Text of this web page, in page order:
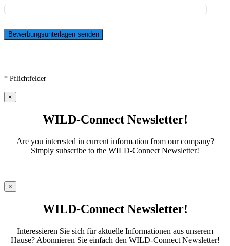
* Pflichtfelder
×
WILD-Connect Newsletter!
Are you interested in current information from our company?
Simply subscribe to the WILD-Connect Newsletter!
×
WILD-Connect Newsletter!
Interessieren Sie sich für aktuelle Informationen aus unserem
Hause? Abonnieren Sie einfach den WILD-Connect Newsletter!